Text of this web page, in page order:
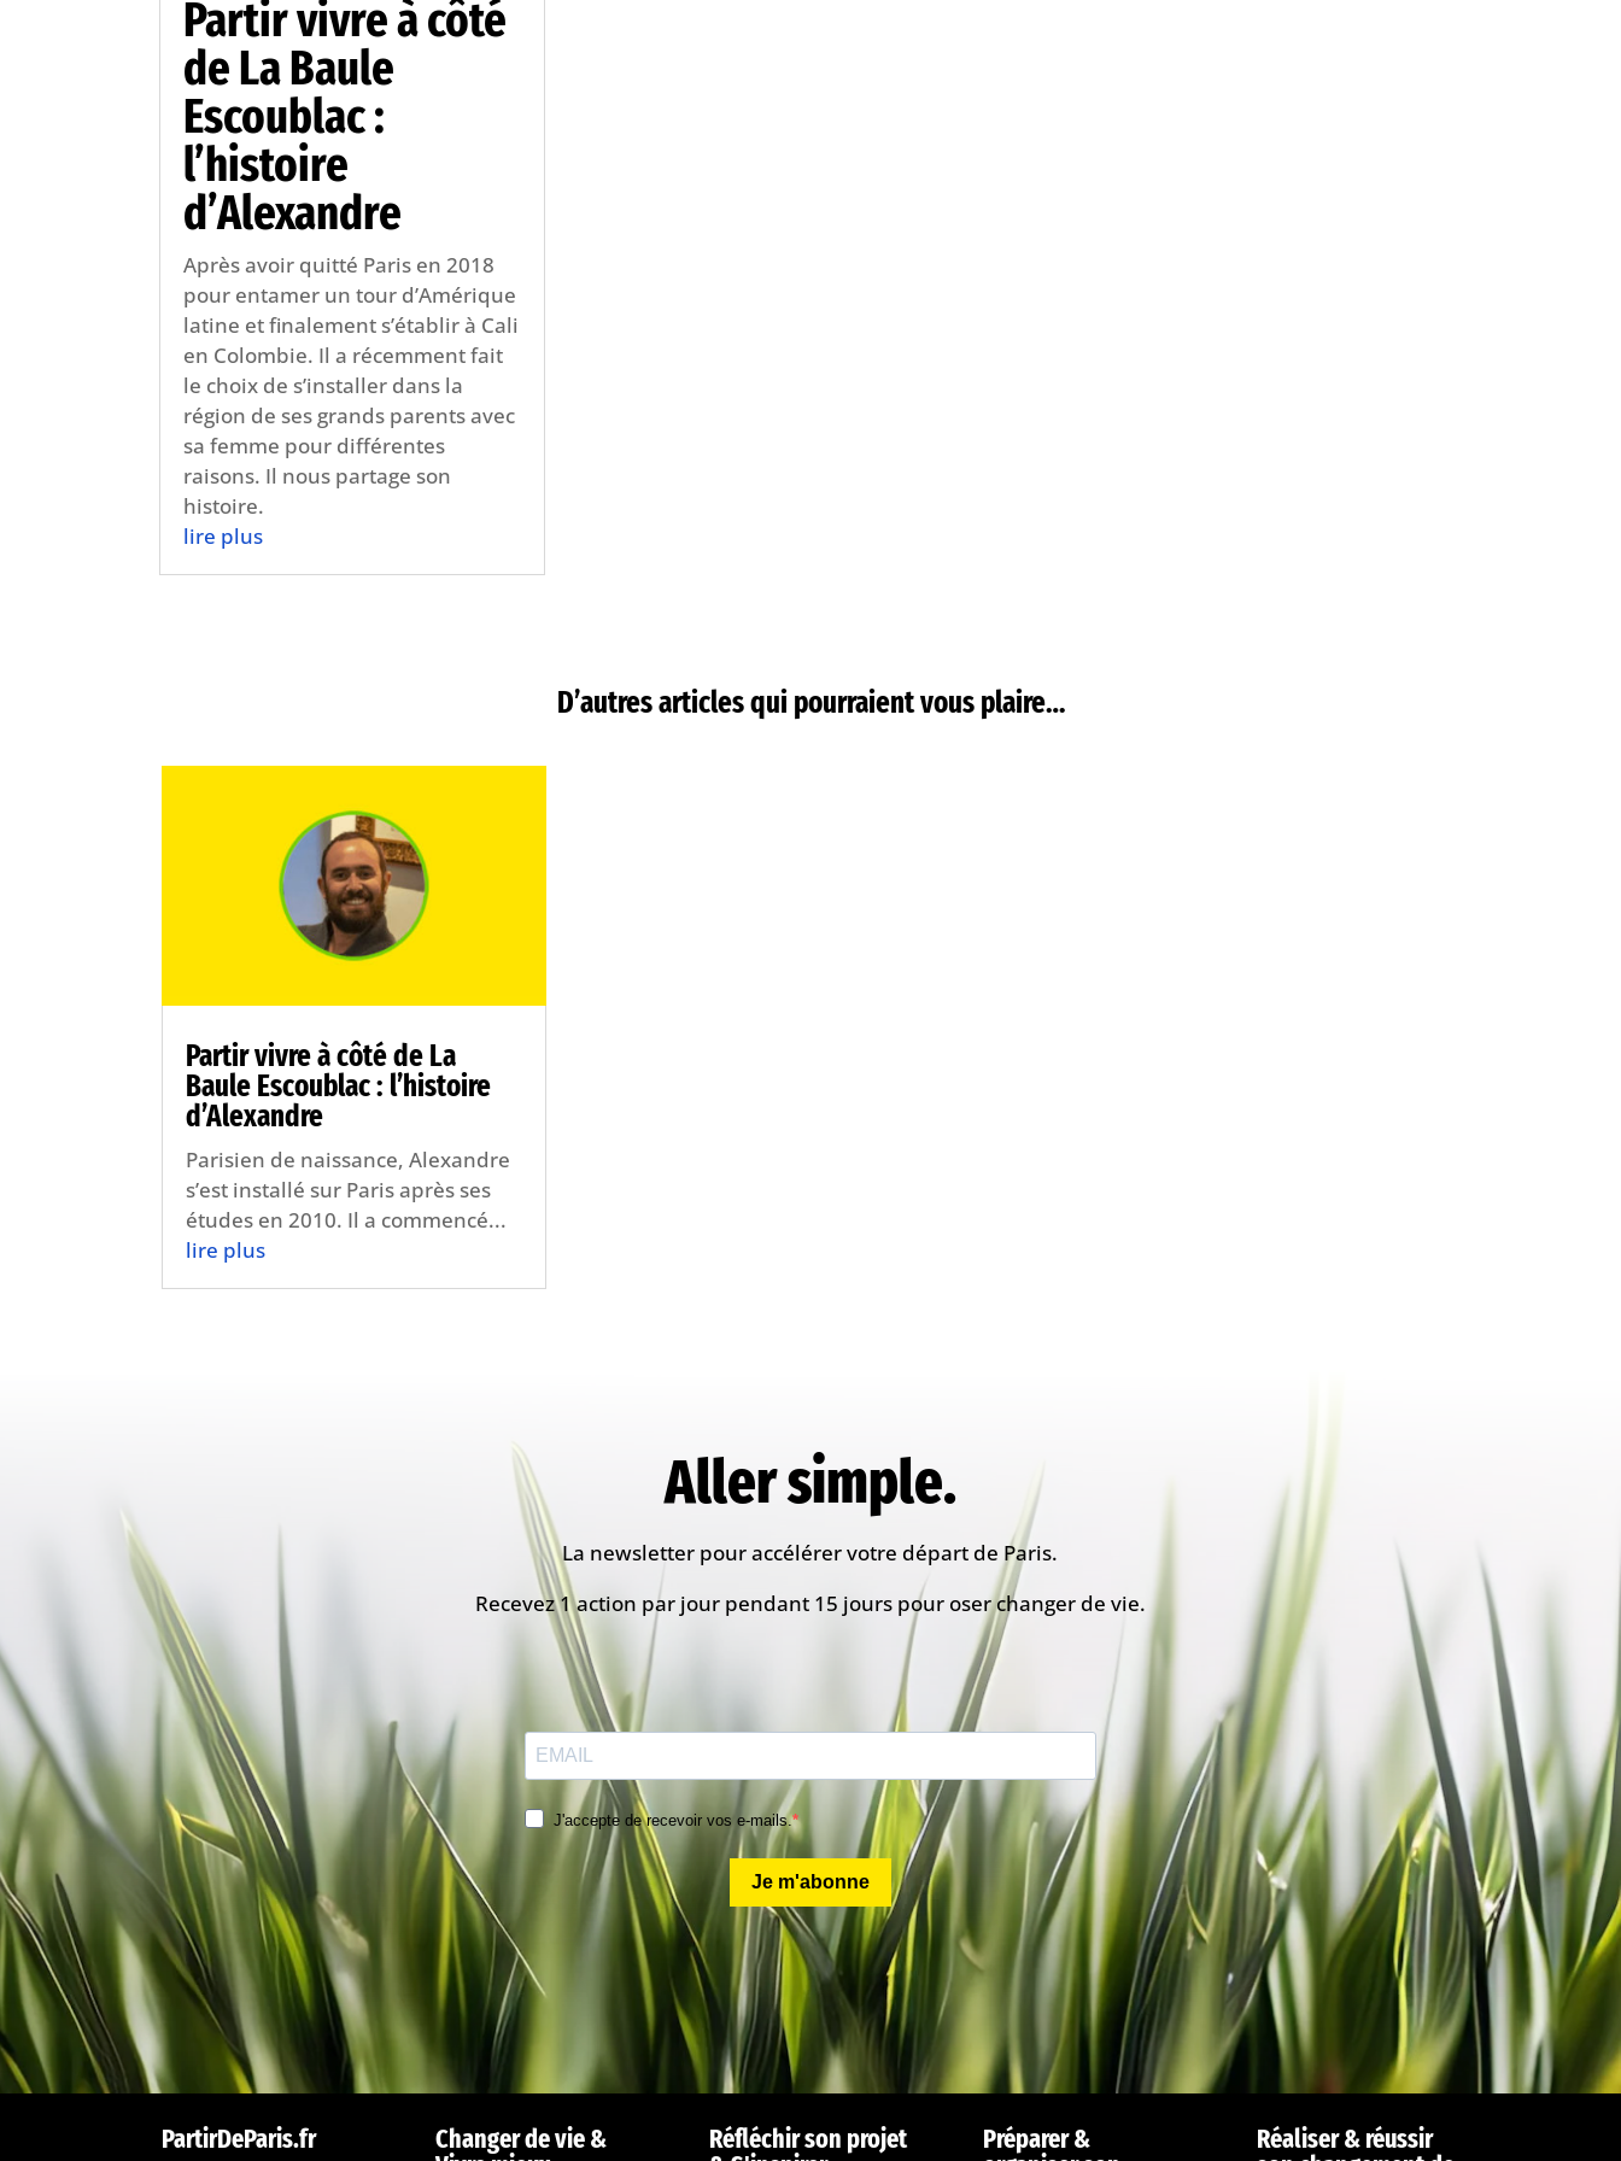
Partir vivre à côté
de La Baule
Escoublac :
l’histoire
d’Alexandre
Après avoir quitté Paris en 2018
pour entamer un tour d’Amérique
latine et finalement s’établir à Cali
en Colombie. Il a récemment fait
le choix de s’installer dans la
région de ses grands parents avec
sa femme pour différentes
raisons. Il nous partage son
histoire.
lire plus
D’autres articles qui pourraient vous plaire…
Partir vivre à côté de La
Baule Escoublac : l’histoire
d’Alexandre
Parisien de naissance, Alexandre
s’est installé sur Paris après ses
études en 2010. Il a commencé...
lire plus
Aller simple.
La newsletter pour accélérer votre départ de Paris.
Recevez 1 action par jour pendant 15 jours pour oser changer de vie.
J'accepte de recevoir vos e-mails.
Je m'abonne
PartirDeParis.fr
Changer de vie &
Réfléchir son projet
Préparer &
Réaliser & réussir